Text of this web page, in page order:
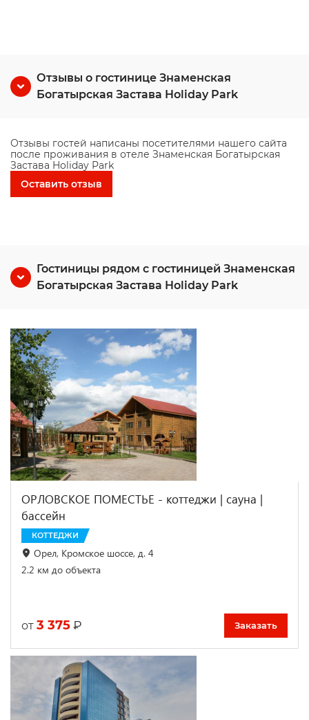
Отзывы о гостинице Знаменская
Богатырская Застава Holiday Park
Отзывы гостей написаны посетителями нашего сайта
после проживания в отеле Знаменская Богатырская
Застава Holiday Park
Оставить отзыв
Гостиницы рядом с гостиницей Знаменская
Богатырская Застава Holiday Park
ОРЛОВСКОЕ ПОМЕСТЬЕ - коттеджи | cауна |
бассейн
КОТТЕДЖИ
Орел, Кромское шоссе, д. 4
2.2 км до объекта
от 3 375 ₽ Заказать